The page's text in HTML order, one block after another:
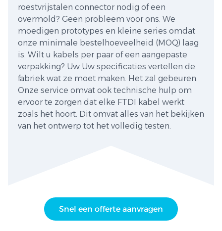
roestvrijstalen connector nodig of een
overmold? Geen probleem voor ons. We
moedigen prototypes en kleine series omdat
onze minimale bestelhoeveelheid (MOQ) laag
is. Wilt u kabels per paar of een aangepaste
verpakking? Uw Uw specificaties vertellen de
fabriek wat ze moet maken. Het zal gebeuren.
Onze service omvat ook technische hulp om
ervoor te zorgen dat elke FTDI kabel werkt
zoals het hoort. Dit omvat alles van het bekijken
van het ontwerp tot het volledig testen.
Snel een offerte aanvragen